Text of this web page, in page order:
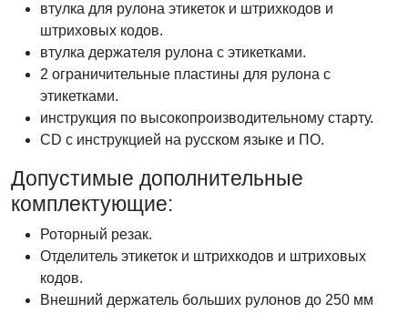
втулка для рулона этикеток и штрихкодов и
штриховых кодов.
втулка держателя рулона с этикетками.
2 ограничительные пластины для рулона с
этикетками.
инструкция по высокопроизводительному старту.
CD с инструкцией на русском языке и ПО.
Допустимые дополнительные
комплектующие:
Роторный резак.
Отделитель этикеток и штрихкодов и штриховых
кодов.
Внешний держатель больших рулонов до 250 мм